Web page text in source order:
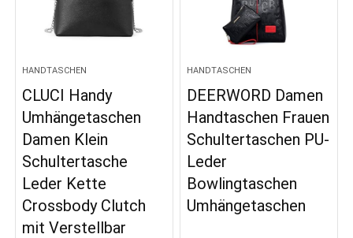
HANDTASCHEN
CLUCI Handy
Umhängetaschen
Damen Klein
Schultertasche
Leder Kette
Crossbody Clutch
mit Verstellbar
HANDTASCHEN
DEERWORD Damen
Handtaschen Frauen
Schultertaschen PU-
Leder
Bowlingtaschen
Umhängetaschen